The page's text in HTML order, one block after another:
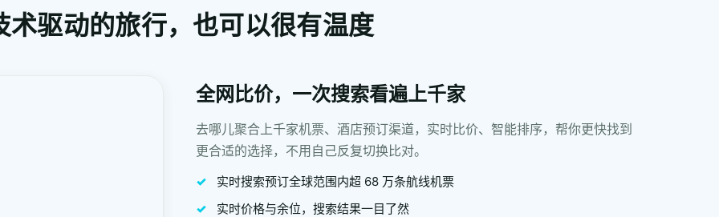
术驱动的旅行，也可以很有温度
全网比价，一次搜索看遍上千家
去哪儿聚合上千家机票、酒店预订渠道，实时比价、智能排序，帮你更快找到
更合适的选择，不用自己反复切换比对。
实时搜索预订全球范围内超 68 万条航线机票
实时价格与余位，搜索结果一目了然